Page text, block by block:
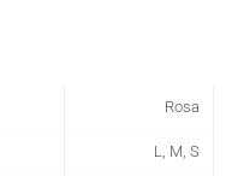
Rosa
L, M, S